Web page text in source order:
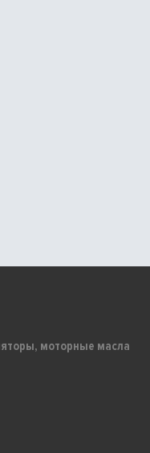
моторные масла